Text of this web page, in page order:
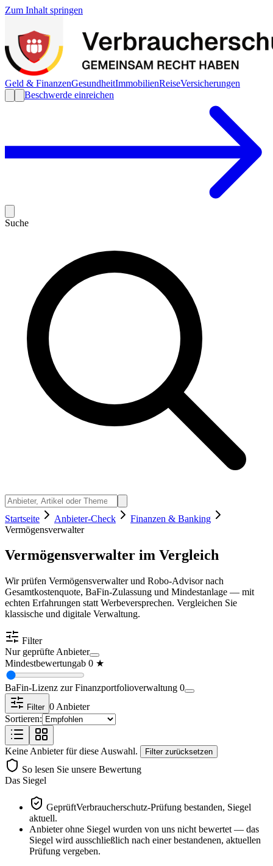
Zum Inhalt springen
Geld & FinanzenGesundheitImmobilienReiseVersicherungen
Beschwerde einreichen
Suche
Startseite Anbieter-Check
Finanzen & Banking
Vermögensverwalter
Vermögensverwalter im Vergleich
Wir prüfen Vermögensverwalter und Robo-Advisor nach
Gesamtkostenquote, BaFin-Zulassung und Mindestanlage — mit
echten Erfahrungen statt Werbeversprechen. Vergleichen Sie
klassische und digitale Verwaltung.
Filter
Nur geprüfte Anbieter
Mindestbewertungab 0 ★
BaFin-Lizenz zur Finanzportfolioverwaltung 0
Filter 0 Anbieter
Sortieren:
Keine Anbieter für diese Auswahl. Filter zurücksetzen
So lesen Sie unsere Bewertung
Das Siegel
GeprüftVerbraucherschutz-Prüfung bestanden, Siegel
aktuell.
Anbieter ohne Siegel wurden von uns nicht bewertet — das
Siegel wird ausschließlich nach einer bestandenen, aktuellen
Prüfung vergeben.